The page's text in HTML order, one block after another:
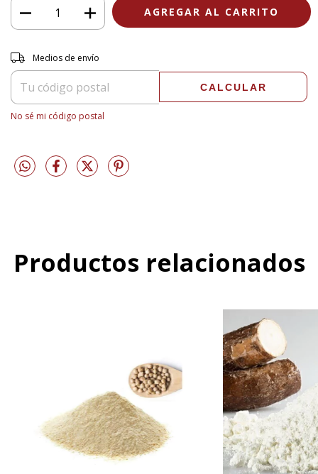
Entregas para el CP:
Medios de envío
CALCULAR
No sé mi código postal
Productos relacionados